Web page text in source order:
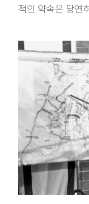
적인 약속은 당연